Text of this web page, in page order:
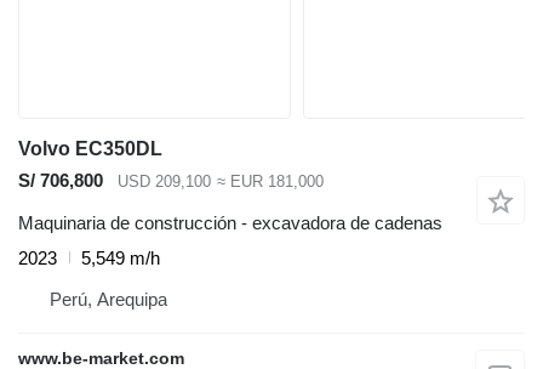
Volvo EC350DL
S/ 706,800
USD 209,100 ≈ EUR 181,000
Maquinaria de construcción - excavadora de cadenas
2023
5,549 m/h
Perú, Arequipa
www.be-market.com